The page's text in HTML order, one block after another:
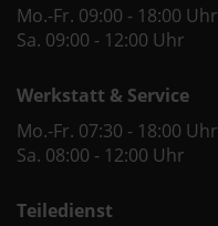
Mo.-Fr. 09:00 - 18:00 Uhr
Sa. 09:00 - 12:00 Uhr
Werkstatt & Service
Mo.-Fr. 07:30 - 18:00 Uhr
Sa. 08:00 - 12:00 Uhr
Teiledienst